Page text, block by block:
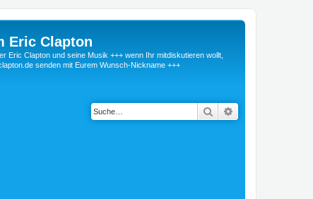
Eric Clapton
Eric Clapton und seine Musik +++ wenn Ihr mitdiskutieren wollt,
senden mit Eurem Wunsch-Nickname +++
Suche